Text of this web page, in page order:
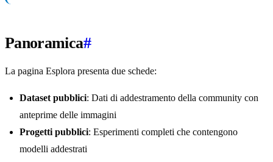
Panoramica#
La pagina Esplora presenta due schede:
Dataset pubblici: Dati di addestramento della community con
anteprime delle immagini
Progetti pubblici: Esperimenti completi che contengono
modelli addestrati